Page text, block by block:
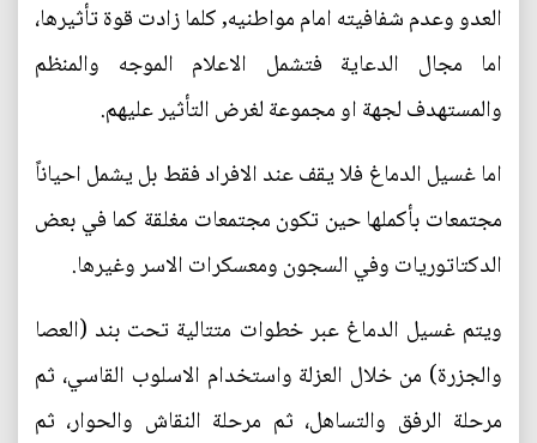
العدو وعدم شفافيته امام مواطنيه, كلما زادت قوة تأثيرها،
اما مجال الدعاية فتشمل الاعلام الموجه والمنظم
والمستهدف لجهة او مجموعة لغرض التأثير عليهم.
اما غسيل الدماغ فلا يقف عند الافراد فقط بل يشمل احياناً
مجتمعات بأكملها حين تكون مجتمعات مغلقة كما في بعض
الدكتاتوريات وفي السجون ومعسكرات الاسر وغيرها.
ويتم غسيل الدماغ عبر خطوات متتالية تحت بند (العصا
والجزرة) من خلال العزلة واستخدام الاسلوب القاسي، ثم
مرحلة الرفق والتساهل، ثم مرحلة النقاش والحوار، ثم